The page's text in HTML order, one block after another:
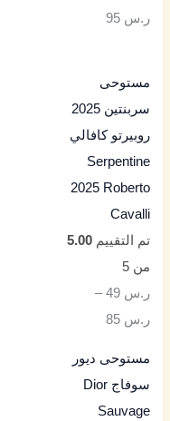
ر.س 95
مستوحى
سربنتين 2025
روبيرتو كافالي
Serpentine
2025 Roberto
Cavalli
تم التقييم5.00
من 5
ر.س 49
–
ر.س 85
مستوحى ديور
سوفاج Dior
Sauvage